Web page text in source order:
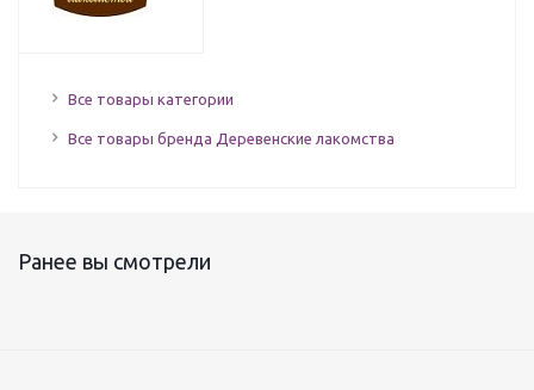
Все товары категории
Все товары бренда Деревенские лакомства
Ранее вы смотрели